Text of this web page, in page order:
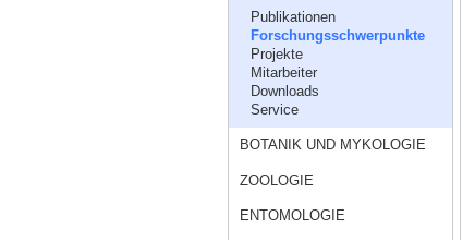
Publikationen
Forschungsschwerpunkte
Projekte
Mitarbeiter
Downloads
Service
BOTANIK UND MYKOLOGIE
ZOOLOGIE
ENTOMOLOGIE